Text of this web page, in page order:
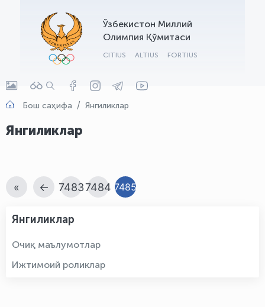
Ўзбекистон Миллий
Олимпия Қўмитаси
CITIUS ALTIUS FORTIUS
Бош саҳифа Янгиликлар
Янгиликлар
« ← 74837484 7485
Янгиликлар
Очиқ маълумотлар
Ижтимоий роликлар
OLYMPCHIK AI - yordamchi
Онлайн · olympic.uz